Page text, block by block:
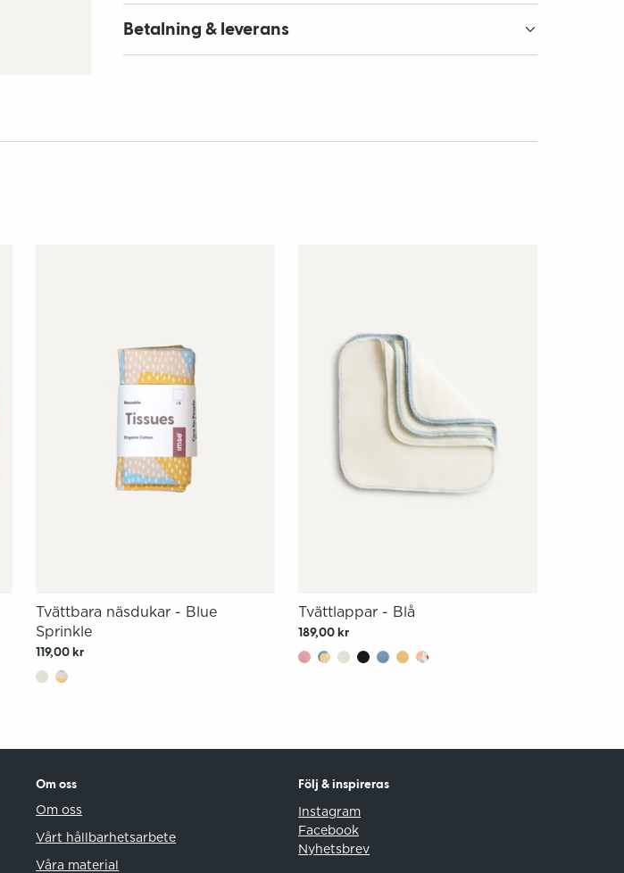
Betalning & leverans
Tvättbara näsdukar - Blue
Sprinkle
119,00 kr
Tvättlappar - Blå
189,00 kr
Om oss
Om oss
Vårt hållbarhetsarbete
Våra material
Följ & inspireras
Instagram
Facebook
Nyhetsbrev